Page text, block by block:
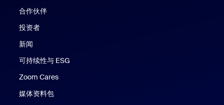
合作伙伴
投资者
新闻
可持续性与 ESG
Zoom Cares
媒体资料包